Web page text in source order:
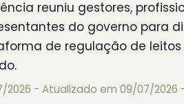
reuniu gestores,
do governo para
de regulação de
2026 - Atualizado em 09/07/2026